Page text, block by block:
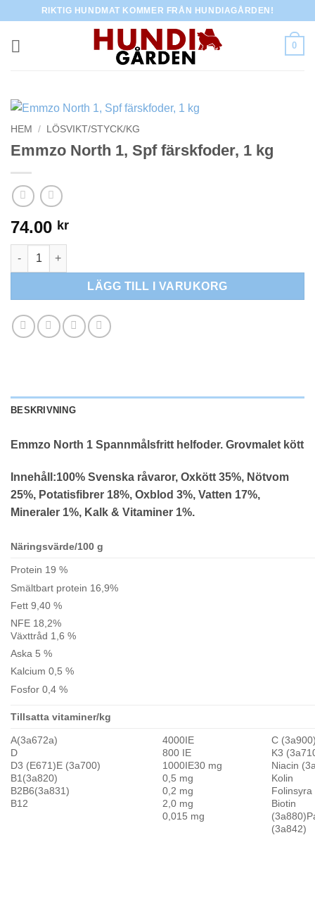
content
RIKTIG HUNDMAT KOMMER FRÅN HUNDIAGÅRDEN!
0
HEM / LÖSVIKT/STYCK/KG
Emmzo North 1, Spf färskfoder, 1 kg
74.00 kr
Emmzo North 1, Spf färskfoder, 1 kg mängd
LÄGG TILL I VARUKORG
BESKRIVNING
Emmzo North 1 Spannmålsfritt helfoder. Grovmalet kött
Innehåll:100% Svenska råvaror, Oxkött 35%, Nötvom
25%, Potatisfibrer 18%, Oxblod 3%, Vatten 17%,
Mineraler 1%, Kalk & Vitaminer 1%.
Näringsvärde/100 g
Protein 19 %
Smältbart protein 16,9%
Fett 9,40 %
NFE 18,2%
Växttråd 1,6 %
Aska 5 %
Kalcium 0,5 %
Fosfor 0,4 %
Tillsatta vitaminer/kg
A(3a672a)
D
D3 (E671)E (3a700)
B1(3a820)
B2B6(3a831)
B12
4000IE
800 IE
1000IE30 mg
0,5 mg
0,2 mg
2,0 mg
0,015 mg
C
K3
Niacin
Kolin
Biotin
(3a842)